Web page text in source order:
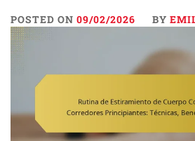
POSTED ON 09/02/2026 BY